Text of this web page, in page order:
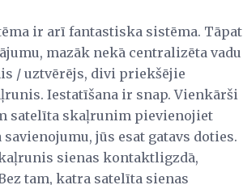
ir arī fantastiska sistēma. Tāpat
mazāk nekā centralizēta vadu
/ uztvērējs, divi priekšējie
Iestatīšana ir snap. Vienkārši
satelīta skaļrunim pievienojiet
jūs esat gatavs doties.
sienas kontaktligzdā,
tam, katra satelīta sienas